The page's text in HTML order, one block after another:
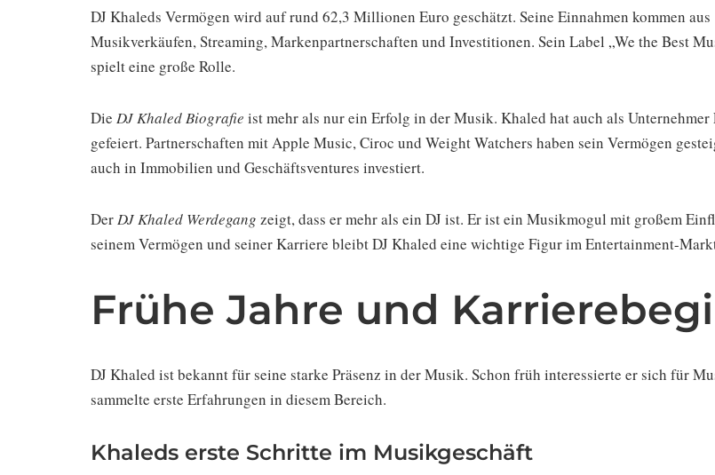
DJ Khaleds Vermögen wird auf rund 62,3 Millionen Euro geschätzt. Seine Einnahmen kommen aus
Musikverkäufen, Streaming, Markenpartnerschaften und Investitionen. Sein Label „We the Best
spielt eine große Rolle.
Die DJ Khaled Biografie ist mehr als nur ein Erfolg in der Musik. Khaled hat auch als Unternehmer
gefeiert. Partnerschaften mit Apple Music, Ciroc und Weight Watchers haben sein Vermögen
auch in Immobilien und Geschäftsventures investiert.
Der DJ Khaled Werdegang zeigt, dass er mehr als ein DJ ist. Er ist ein Musikmogul mit großem
seinem Vermögen und seiner Karriere bleibt DJ Khaled eine wichtige Figur im Entertainment-
Frühe Jahre und
DJ Khaled ist bekannt für seine starke Präsenz in der Musik. Schon früh interessierte er sich für
sammelte erste Erfahrungen in diesem Bereich.
Khaleds erste Schritte im Musikgeschäft